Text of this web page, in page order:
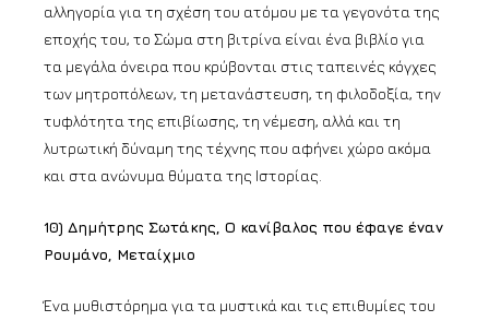
αλληγορία για τη σχέση του ατόμου με τα γεγονότα της
εποχής του, το Σώμα στη βιτρίνα είναι ένα βιβλίο για
τα μεγάλα όνειρα που κρύβονται στις ταπεινές κόγχες
των μητροπόλεων, τη μετανάστευση, τη φιλοδοξία, την
τυφλότητα της επιβίωσης, τη νέμεση, αλλά και τη
λυτρωτική δύναμη της τέχνης που αφήνει χώρο ακόμα
και στα ανώνυμα θύματα της Ιστορίας.
10) Δημήτρης Σωτάκης, Ο κανίβαλος που έφαγε έναν
Ρουμάνο, Μεταίχμιο
Ένα μυθιστόρημα για τα μυστικά και τις επιθυμίες του